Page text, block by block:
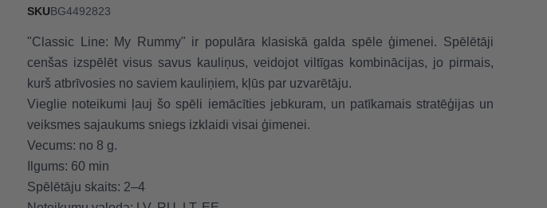
SKUBG4492823
"Classic Line: My Rummy" ir populāra klasiskā galda spēle ģimenei. Spēlētāji
cenšas izspēlēt visus savus kauliņus, veidojot viltīgas kombinācijas, jo pirmais,
kurš atbrīvosies no saviem kauliņiem, kļūs par uzvarētāju.
Vieglie noteikumi ļauj šo spēli iemācīties jebkuram, un patīkamais stratēģijas un
veiksmes sajaukums sniegs izklaidi visai ģimenei.
Vecums: no 8 g.
Ilgums: 60 min
Spēlētāju skaits: 2–4